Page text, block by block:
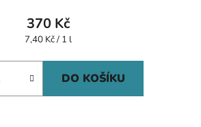
370 Kč
Měrná
7,40 Kč / 1 l
DO KOŠÍKU